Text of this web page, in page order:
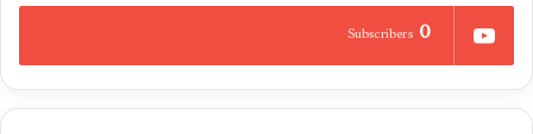
0
Subscribers